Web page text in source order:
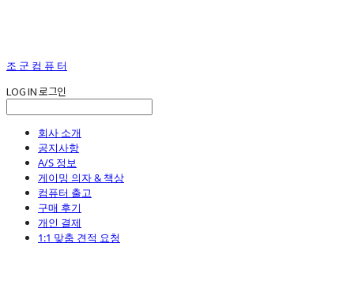
조 군 컴 퓨 터
LOG IN로그인
회사 소개
공지사항
A/S 정보
게이밍 의자 & 책상
컴퓨터 출고
구매 후기
개인 결제
1:1 맞춤 견적 요청